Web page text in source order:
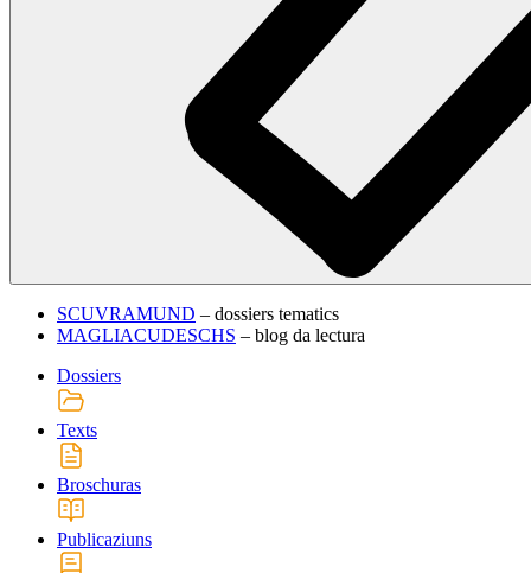
SCUVRAMUND – dossiers tematics
MAGLIACUDESCHS – blog da lectura
Dossiers
Texts
Broschuras
Publicaziuns